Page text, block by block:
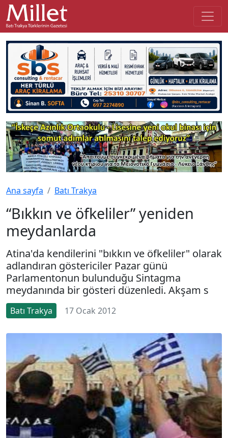
Ana sayfa Batı Trakya
“Bıkkın ve öfkeliler” yeniden
meydanlarda
Atina'da kendilerini "bıkkın ve öfkeliler" olarak
adlandıran göstericiler Pazar günü
Parlamentonun bulunduğu Sintagma
meydanında bir gösteri düzenledi. Akşam s
Batı Trakya 17 Ocak 2012